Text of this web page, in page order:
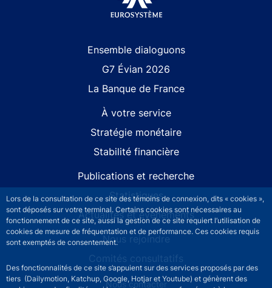
Lors de la consultation de ce site des témoins de connexion, dits « cookies »,
sont déposés sur votre terminal. Certains cookies sont nécessaires au
fonctionnement de ce site, aussi la gestion de ce site requiert l’utilisation de
cookies de mesure de fréquentation et de performance. Ces cookies requis
sont exemptés de consentement.
Des fonctionnalités de ce site s’appuient sur des services proposés par des
tiers (Dailymotion, Katchup, Google, Hotjar et Youtube) et génèrent des
Ensemble dialoguons
G7 Évian 2026
La Banque de France
À votre service
Stratégie monétaire
Stabilité financière
Publications et recherche
Statistiques
Actualités et événements
Nous rejoindre
Comités consultatifs
Footer secondary menuNous contacter